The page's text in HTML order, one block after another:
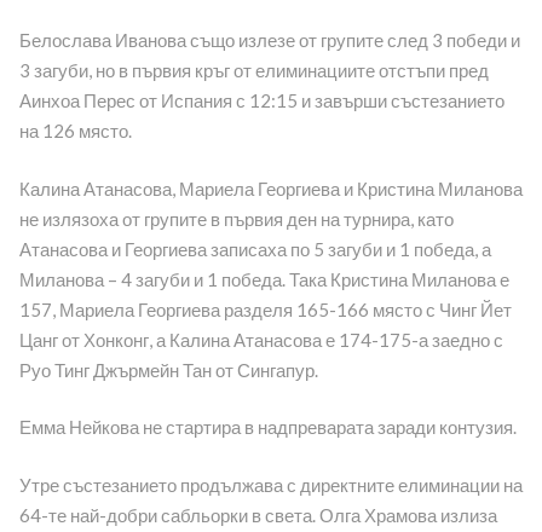
Белослава Иванова също излезе от групите след 3 победи и
3 загуби, но в първия кръг от елиминациите отстъпи пред
Аинхоа Перес от Испания с 12:15 и завърши състезанието
на 126 място.
Калина Атанасова, Мариела Георгиева и Кристина Миланова
не излязоха от групите в първия ден на турнира, като
Атанасова и Георгиева записаха по 5 загуби и 1 победа, а
Миланова – 4 загуби и 1 победа. Така Кристина Миланова е
157, Мариела Георгиева разделя 165-166 място с Чинг Йет
Цанг от Хонконг, а Калина Атанасова е 174-175-а заедно с
Руо Тинг Джърмейн Тан от Сингапур.
Емма Нейкова не стартира в надпреварата заради контузия.
Утре състезанието продължава с директните елиминации на
64-те най-добри сабльорки в света. Олга Храмова излиза